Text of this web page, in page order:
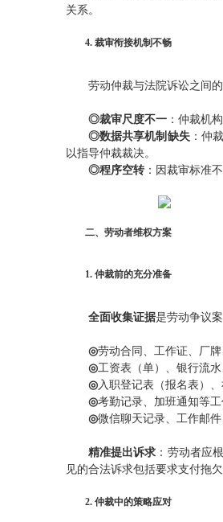
关系。
4. 裁审衔接机制不畅
劳动仲裁与法院诉讼之间
◎裁审尺度不一 ：仲裁机
◎数据共享机制缺失：仲
以指导仲裁裁决。
◎程序空转：因裁审标准
二、劳动者维权方案
1. 仲裁前的充分准备
全面收集证据是劳动争议
◎劳动合同、工作证、厂牌
◎工资表（单）、银行流
◎入职登记表（报名表）
◎考勤记录、加班通知等工
◎微信聊天记录、工作邮
精准提出诉求 ：劳动者应
见的合法诉求包括要求支付拖
2. 仲裁中的策略应对